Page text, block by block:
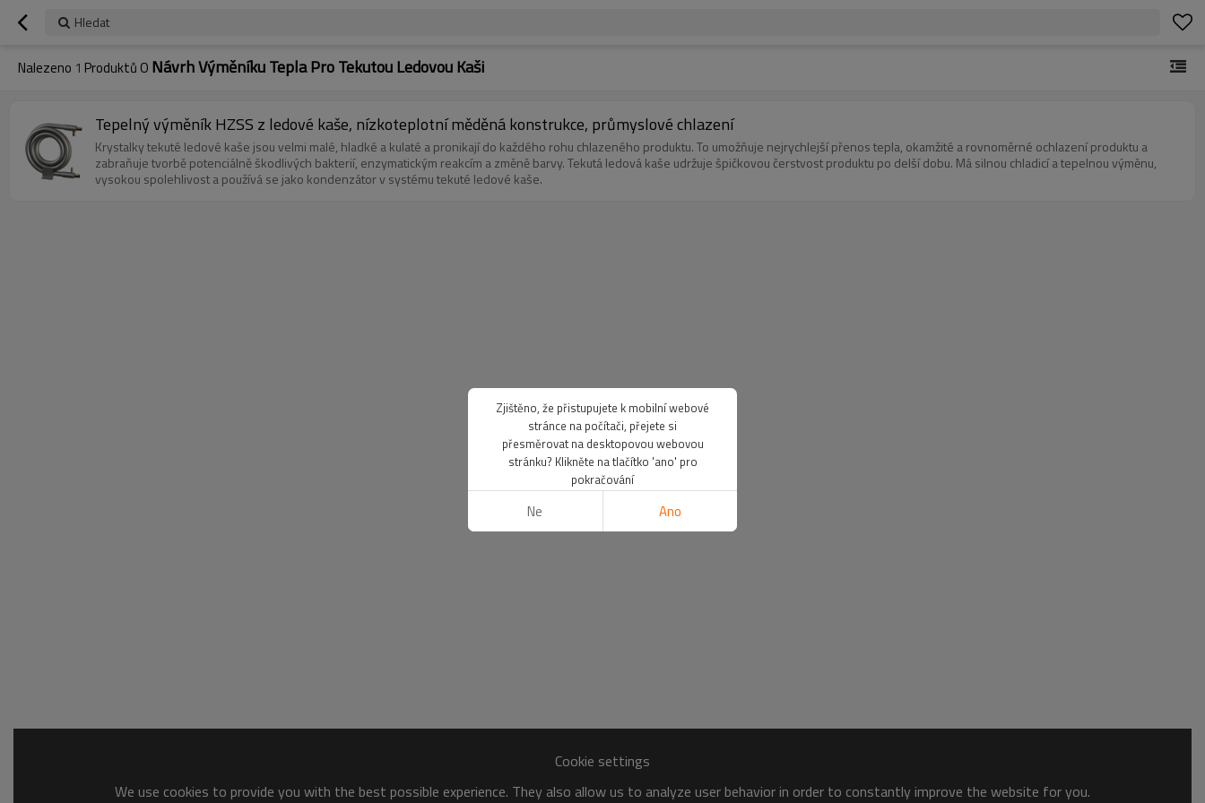
Hledat
Nalezeno 1 Produktů O Návrh Výměníku Tepla Pro Tekutou Ledovou Kaši
Tepelný výměník HZSS z ledové kaše, nízkoteplotní měděná konstrukce, průmyslové chlazení
Krystalky tekuté ledové kaše jsou velmi malé, hladké a kulaté a pronikají do každého rohu chlazeného produktu. To umožňuje nejrychlejší přenos tepla, okamžité a rovnoměrné ochlazení produktu a
zabraňuje tvorbě potenciálně škodlivých bakterií, enzymatickým reakcím a změně barvy. Tekutá ledová kaše udržuje špičkovou čerstvost produktu po delší dobu. Má silnou chladicí a tepelnou výměnu,
vysokou spolehlivost a používá se jako kondenzátor v systému tekuté ledové kaše.
Cookie settings
We use cookies to provide you with the best possible experience. They also allow us to analyze user behavior in order to constantly improve the website for you.
Zjištěno, že přistupujete k mobilní webové
stránce na počítači, přejete si
přesměrovat na desktopovou webovou
stránku? Klikněte na tlačítko 'ano' pro
pokračování
Ne Ano